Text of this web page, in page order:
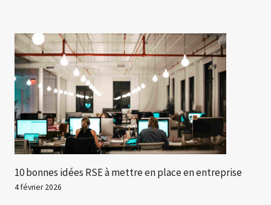
10 bonnes idées RSE à mettre en place en entreprise
4 février 2026